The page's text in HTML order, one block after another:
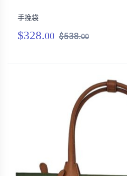
手挽袋
$328.00 $538.00